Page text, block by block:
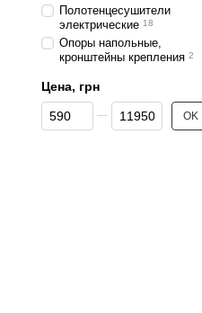
Полотенцесушители
электрические 18
Опоры напольные,
кронштейны крепления 2
Цена, грн
От Цена, грн
До Цена, грн OK